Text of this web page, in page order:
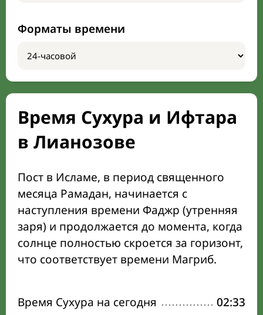
Форматы времени
Время Сухура и Ифтара
в Лианозове
Пост в Исламе, в период священного
месяца Рамадан, начинается с
наступления времени Фаджр (утренняя
заря) и продолжается до момента, когда
солнце полностью скроется за горизонт,
что соответствует времени Магриб.
Время Сухура на сегодня 02:33